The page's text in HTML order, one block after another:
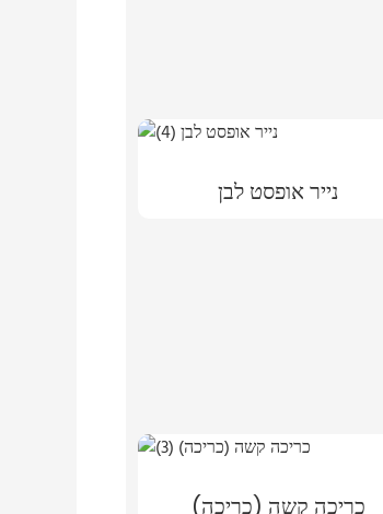
נייר אופסט לבן
כריכה קשה (כריכה)